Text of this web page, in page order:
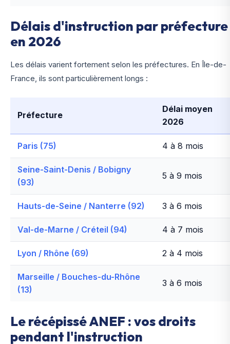
Délais d'instruction par préfecture
en 2026
Les délais varient fortement selon les préfectures. En Île-de-
France, ils sont particulièrement longs :
Préfecture
Délai moyen
2026
Paris (75) 4 à 8 mois
Seine-Saint-Denis / Bobigny
(93)
5 à 9 mois
Hauts-de-Seine / Nanterre (92) 3 à 6 mois
Val-de-Marne / Créteil (94) 4 à 7 mois
Lyon / Rhône (69) 2 à 4 mois
Marseille / Bouches-du-Rhône
(13)
3 à 6 mois
Le récépissé ANEF : vos droits
pendant l'instruction